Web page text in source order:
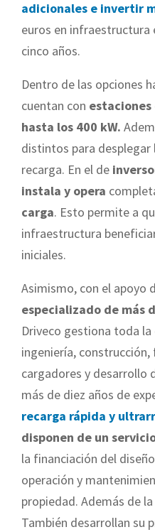
adicionales e invertir
euros en
cinco años.
Dentro de las opciones
cuentan con estaciones
hasta los 400 kW.
distintos para
recarga. En el de
instala y opera
carga. Esto permite a
infraestructura
iniciales.
Asimismo, con el apoyo
especializado de más
Driveco gestiona toda la
ingeniería,
cargadores y desarrollo
más de diez años de
recarga rápida y
disponen de un
la financiación del
operación y
propiedad. Además de
También desarrollan su